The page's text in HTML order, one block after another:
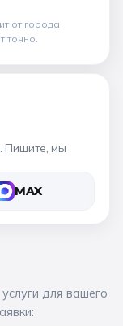
от города
точно.
Пишите, мы
MAX
для вашего